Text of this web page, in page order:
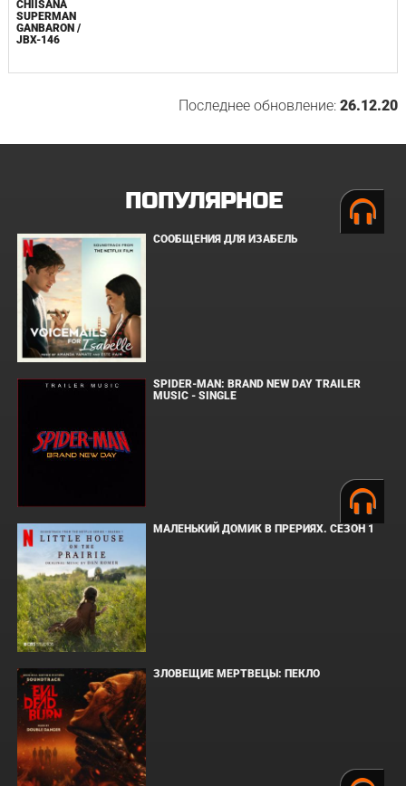
CHIISANA
SUPERMAN
GANBARON /
JBX-146
Последнее обновление:26.12.20
ПОПУЛЯРНОЕ
СООБЩЕНИЯ ДЛЯ ИЗАБЕЛЬ
SPIDER-MAN: BRAND NEW DAY TRAILER
MUSIC - SINGLE
МАЛЕНЬКИЙ ДОМИК В ПРЕРИЯХ. СЕЗОН 1
ЗЛОВЕЩИЕ МЕРТВЕЦЫ: ПЕКЛО